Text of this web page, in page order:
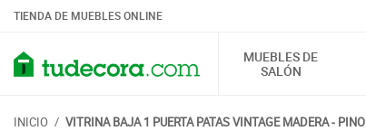
TIENDA DE MUEBLES ONLINE
MUEBLES DE
SALÓN
INICIO / VITRINA BAJA 1 PUERTA PATAS VINTAGE MADERA - PINO